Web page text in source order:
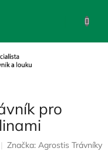
pro
Značka: Agrostis Trávníky